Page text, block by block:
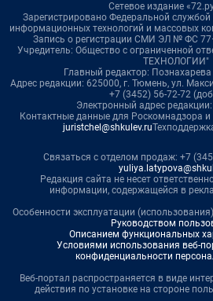
Сетевое издание
Зарегистрировано Федеральной службой
информационных технологий и массовых
Запись о регистрации СМИ ЭЛ № ФС
Учредитель: Общество с ограниченной
ТЕХНОЛОГИИ"
Главный редактор:
Адрес редакции: 625000, г. Тюмень, ул.
+7 (3452) 56-72-72
Электронный адрес редакции:
Контактные данные для Роскомнадзора и
juristchel@shkulev.ru
Связаться с отделом продаж: +7
Редакция сайта не несет
информации, содержащейся в
Особенности эксплуатации
Руководством
Описанием функциональных
Условиями использования веб-
конфиденциальности
Веб-портал распространяется в виде
действия по установке на стороне